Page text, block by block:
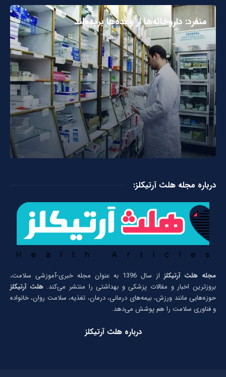
منفرد: داروخانه‌ها از وعده‌ها بریده‌اند
درباره مجله هلث آرتیکلز:
مجله هلث آرتیکلز
از سال 1396 به عنوان مجله خبری-آموزشی سلامت،
بروزترین اخبار و مقالات پزشکی و بهداشتی را منتشر می‌کند.هلث آرتیکلز
حوزه‌هایی مانند ورزش، بیمه‌های درمانی، درمان، تغذیه، سلامت روان، خانواده
و فناوری سلامت را هم پوشش می‌دهد.
درباره هلث آرتیکلز